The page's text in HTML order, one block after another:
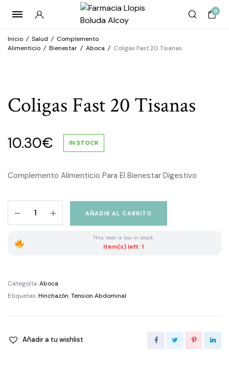
0
Inicio / Salud / Complemento
Alimenticio / Bienestar / Aboca / Coligas Fast 20 Tisanas
Coligas Fast 20 Tisanas
10.30€ IN STOCK
Complemento Alimenticio Para El Bienestar Digestivo
Fast
AÑADIR AL CARRITO
This item is low in stock.
Item(s) left: 1
Categoría:Aboca
Etiquetas:Hinchazón,Tension Abdominal
Añadir a tu wishlist